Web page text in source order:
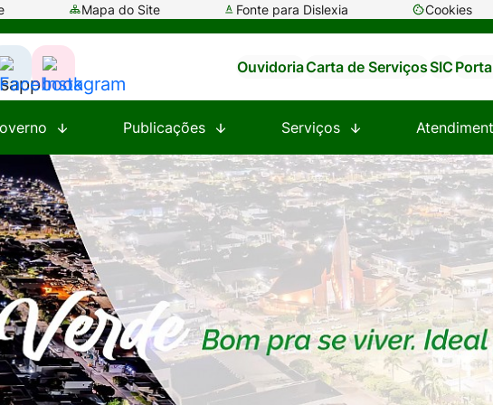
Mapa do Site Fonte para Dislexia Cookies
Abrir
de
Acessar
a
Rede
Social
Facebook
Acessar
a
Rede
Social
Instagram
OuvidoriaCarta de ServiçosSIC
Publicações Serviços